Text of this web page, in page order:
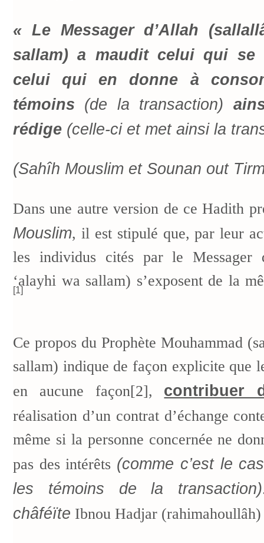
« Le Messager d’Allah
sallam) a maudit celui qui
celui qui en donne à
témoins (de la transaction)
rédige (celle-ci et met ainsi la
(Sahîh Mouslim et Sounan out
Dans une autre version de ce Hadith
Mouslim, il est stipulé que, par leur
les individus cités par le Messager
‘alayhi wa sallam) s’exposent de la
[1]
Ce propos du Prophète Mouhammad
sallam) indique de façon explicite que
en aucune façon[2], contribuer
réalisation d’un contrat d’échange
même si la personne concernée ne
pas des intérêts (comme c’est le
les témoins de la transaction)
châféïte Ibnou Hadjar